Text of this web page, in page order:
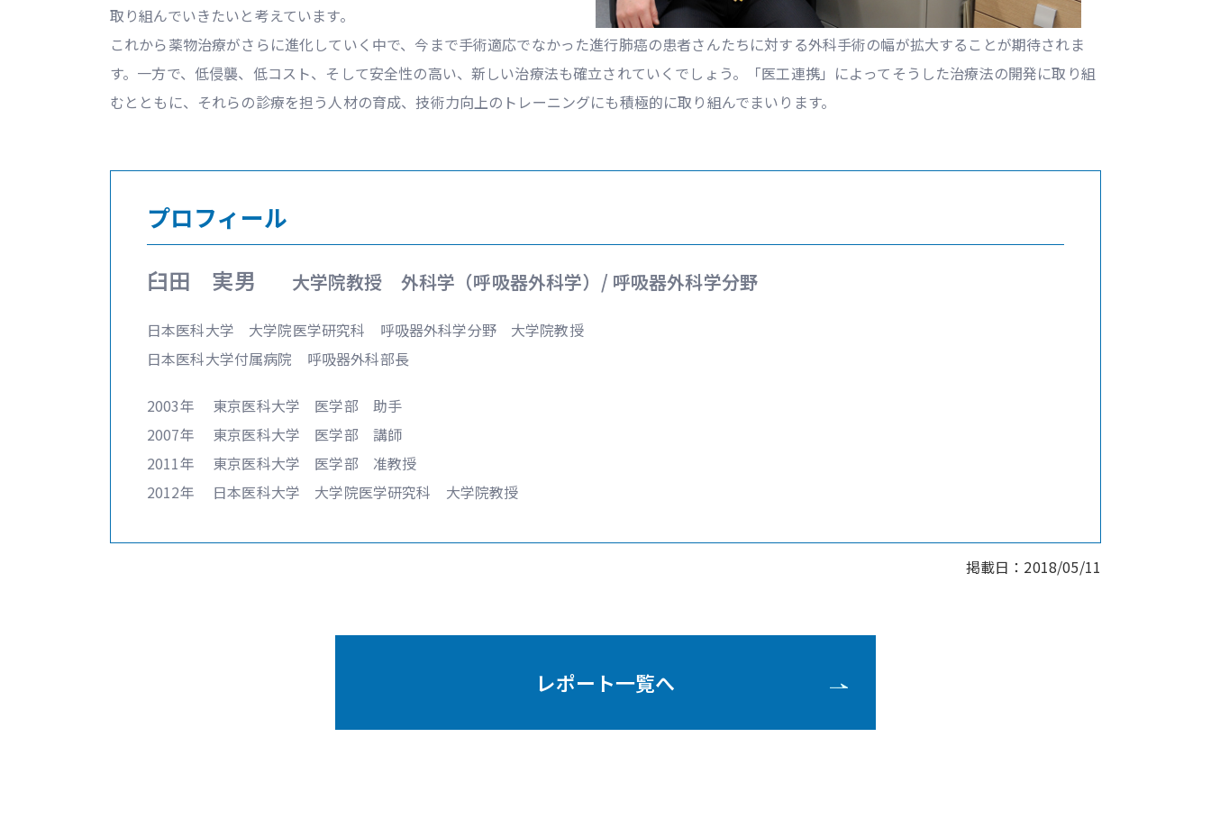
取り組んでいきたいと考えています。
これから薬物治療がさらに進化していく中で、今まで手術適応でなかった進行肺癌の患者さんたちに対する外科手術の幅が拡大することが期待されま
す。一方で、低侵襲、低コスト、そして安全性の高い、新しい治療法も確立されていくでしょう。「医工連携」によってそうした治療法の開発に取り組
むとともに、それらの診療を担う人材の育成、技術力向上のトレーニングにも積極的に取り組んでまいります。
プロフィール
臼田 実男 大学院教授 外科学（呼吸器外科学）/ 呼吸器外科学分野
日本医科大学 大学院医学研究科 呼吸器外科学分野 大学院教授
日本医科大学付属病院 呼吸器外科部長
2003年 東京医科大学 医学部 助手
2007年 東京医科大学 医学部 講師
2011年 東京医科大学 医学部 准教授
2012年 日本医科大学 大学院医学研究科 大学院教授
掲載日： 2018/05/11
レポート一覧へ